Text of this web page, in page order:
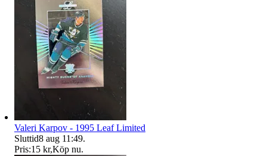
Valeri Karpov - 1995 Leaf Limited
Sluttid8 aug 11:49.
Pris:15 kr,Köp nu.